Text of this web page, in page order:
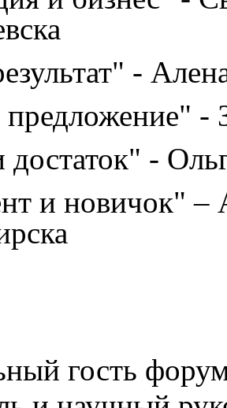
-
-
достаток" -
и новичок" –
гость